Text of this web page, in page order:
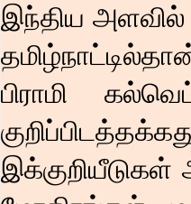
இந்திய அளவில்
பிராமி
இக்குறியீடுகள்